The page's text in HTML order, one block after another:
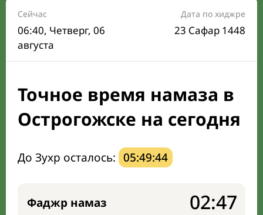
Расписание на месяц
Время Сухура и Ифтара на сегодня
Календарь рамадана
Направление киблы
Сейчас
06:40, Четверг, 06
августа
Дата по хиджре
23 Сафар 1448
Точное время намаза в
Острогожске на сегодня
До Зухр осталось: 05:49:43
Фаджр намаз 02:47